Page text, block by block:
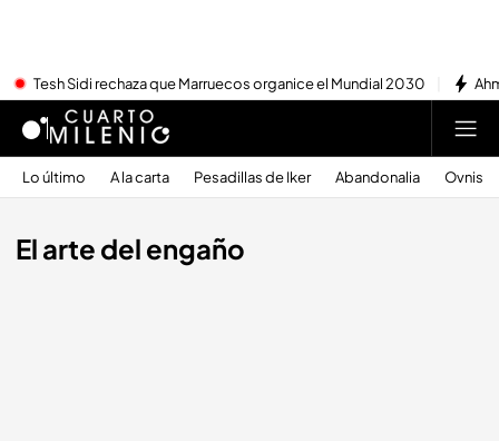
Tesh Sidi rechaza que Marruecos organice el Mundial 2030
Lo último A la carta Pesadillas de Iker Abandonalia Ovnis
El arte del engaño